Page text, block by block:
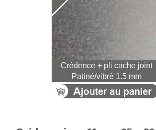
Crédence + pli cache joint
Patiné/vibré 1.5 mm